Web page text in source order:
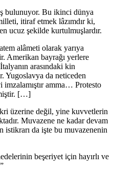
bulunuyor. Bu ikinci dünya
itiraf etmek lâzımdır ki,
ucuz şekilde kurtulmuşlardır.
alâmeti olarak yarıya
Amerikan bayrağı yerlere
arasındaki kin
Yugoslavya da neticeden
amma… Protesto
[…]
üzerine değil, yine kuvvetlerin
Muvazene ne kadar devam
istikrarı da işte bu muvazenenin
beşeriyet için hayırlı ve